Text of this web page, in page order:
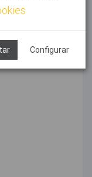
Configurar